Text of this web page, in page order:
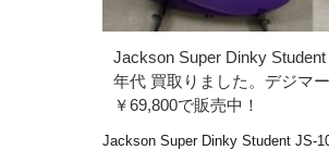
Jackson Super Dinky
年代 買取りました。デジマ
￥69,800で販売中！
Jackson Super Dinky Student JS-